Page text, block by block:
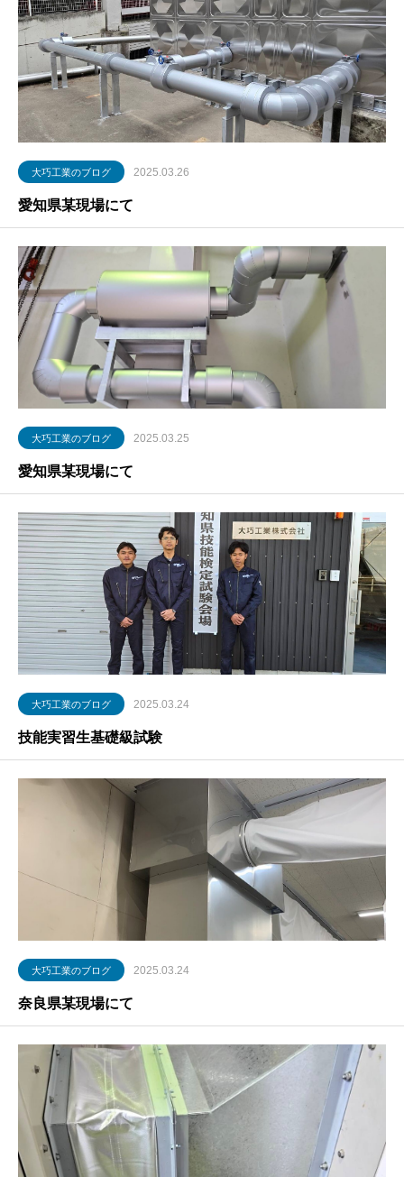
大巧工業のブログ 2025.03.26
愛知県某現場にて
大巧工業のブログ 2025.03.25
愛知県某現場にて
大巧工業のブログ 2025.03.24
技能実習生基礎級試験
大巧工業のブログ 2025.03.24
奈良県某現場にて